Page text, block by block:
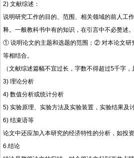
2) 文献综述：
说明研究工作的目的、范围、相关领域的前人工
释。一般教科书中有的知识，在引言中不必赘述
① 说明论文的主题和选题的范围；② 对本论文研
等相结合。
（文献综述篇幅不宜过长，字数不得超过5千字，
3) 理论分析
4) 数值分析或统计分析
5) 实验原理、实验方法及实验装置，实验结果及
6) 结束语等
论文中还应加入本研究的经济特性的分析，如投
6.结论